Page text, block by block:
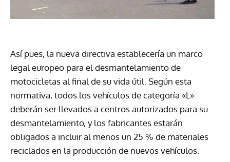
Así pues, la nueva directiva establecería un marco
legal europeo para el desmantelamiento de
motocicletas al final de su vida útil. Según esta
normativa, todos los vehículos de categoría «L»
deberán ser llevados a centros autorizados para su
desmantelamiento, y los fabricantes estarán
obligados a incluir al menos un 25 % de materiales
reciclados en la producción de nuevos vehículos.